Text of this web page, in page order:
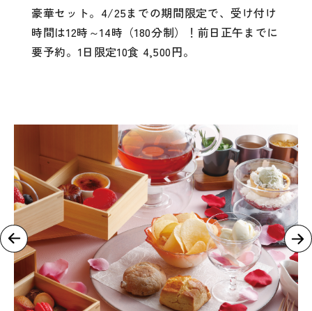
豪華セット。4/25までの期間限定で、受け付け
時間は12時～14時（180分制）！前日正午までに
要予約。1日限定10食 4,500円。